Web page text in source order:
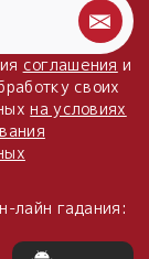
соглашения и
своих
на условиях
лайн гадания: